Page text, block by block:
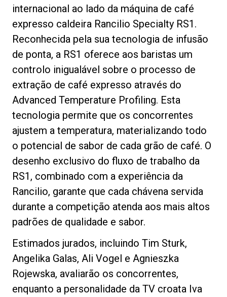
internacional ao lado da máquina de café
expresso caldeira Rancilio Specialty RS1.
Reconhecida pela sua tecnologia de infusão
de ponta, a RS1 oferece aos baristas um
controlo inigualável sobre o processo de
extração de café expresso através do
Advanced Temperature Profiling. Esta
tecnologia permite que os concorrentes
ajustem a temperatura, materializando todo
o potencial de sabor de cada grão de café. O
desenho exclusivo do fluxo de trabalho da
RS1, combinado com a experiência da
Rancilio, garante que cada chávena servida
durante a competição atenda aos mais altos
padrões de qualidade e sabor.
Estimados jurados, incluindo Tim Sturk,
Angelika Galas, Ali Vogel e Agnieszka
Rojewska, avaliarão os concorrentes,
enquanto a personalidade da TV croata Iva
Política de Privacidade